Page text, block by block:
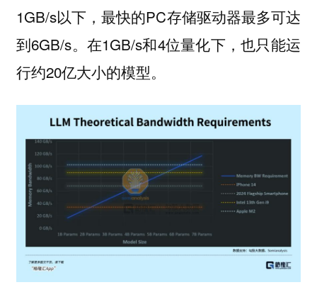
1GB/s以下，最快的PC存储驱动器最多可达
到6GB/s。在1GB/s和4位量化下，也只能运
行约20亿大小的模型。